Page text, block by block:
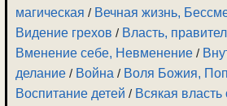
магическая / Вечная жизнь,
Видение грехов / Власть,
Вменение себе, Невменение /
делание / Война / Воля Божия,
Воспитание детей / Всякая власть